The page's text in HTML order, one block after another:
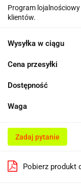
Program
klientów.
Wysyłka w ciągu
Cena przesyłki
Dostępność
Waga
Zadaj pytanie
Pobierz produkt